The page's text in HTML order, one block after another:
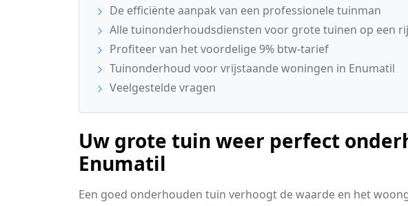
De efficiënte aanpak van een professionele tuinman
Alle tuinonderhoudsdiensten voor grote tuinen op een rij
Profiteer van het voordelige 9% btw-tarief
Tuinonderhoud voor vrijstaande woningen in Enumatil
Veelgestelde vragen
Uw grote tuin weer perfect
Enumatil
Een goed onderhouden tuin verhoogt de waarde en het